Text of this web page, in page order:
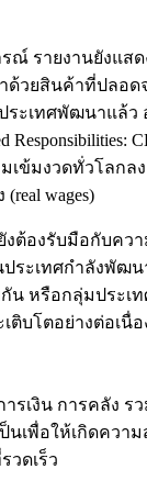
รายงานยังแส
ยสินค้าที่ปลอด
ทศพัฒนาแล้ว อั
เข้มงวดทั่วโล
wages)
องรับมือกับค
ระเทศกำลังพั
รือกลุ่มประเท
บโตอย่างต่อเ
เงิน การคลัง
พื่อให้เกิดควา
วดเร็ว